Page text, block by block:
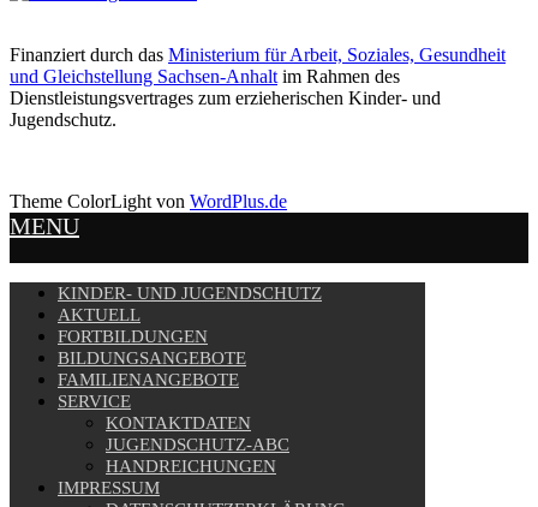
Finanziert durch das Ministerium für Arbeit, Soziales, Gesundheit
und Gleichstellung Sachsen-Anhalt im Rahmen des
Dienstleistungsvertrages zum erzieherischen Kinder- und
Jugendschutz.
Theme ColorLight von WordPlus.de
MENU
KINDER- UND JUGENDSCHUTZ
AKTUELL
FORTBILDUNGEN
BILDUNGSANGEBOTE
FAMILIENANGEBOTE
SERVICE
KONTAKTDATEN
JUGENDSCHUTZ-ABC
HANDREICHUNGEN
IMPRESSUM